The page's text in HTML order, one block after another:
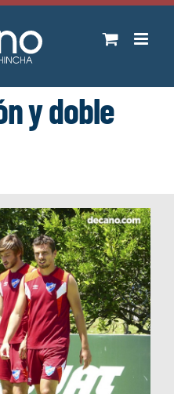
y doble